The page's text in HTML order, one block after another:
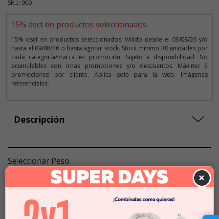
SKU: 909
15% dsct en productos seleccionados.
15% dsct en productos seleccionados. Válido desde el 03/08/26 y/o
hasta el 09/08/26 o hasta agotar stock. Stock mínimo 30 unidades por
cada categoría/marca en promoción. Sujeto a disponibilidad. No
acumulables con otras promociones y/o descuentos. Máximo 5
promociones por cliente. Aplica solo para la web. Imágenes
referenciales.
Descripción
Seleccionar Peso
7,5 KG
$57.990 $49.291
3 KG $28.990
×